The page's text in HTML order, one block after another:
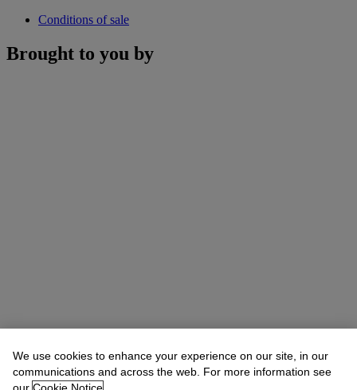
Conditions of sale
Brought to you by
We use cookies to enhance your experience on our site, in our
communications and across the web. For more information see